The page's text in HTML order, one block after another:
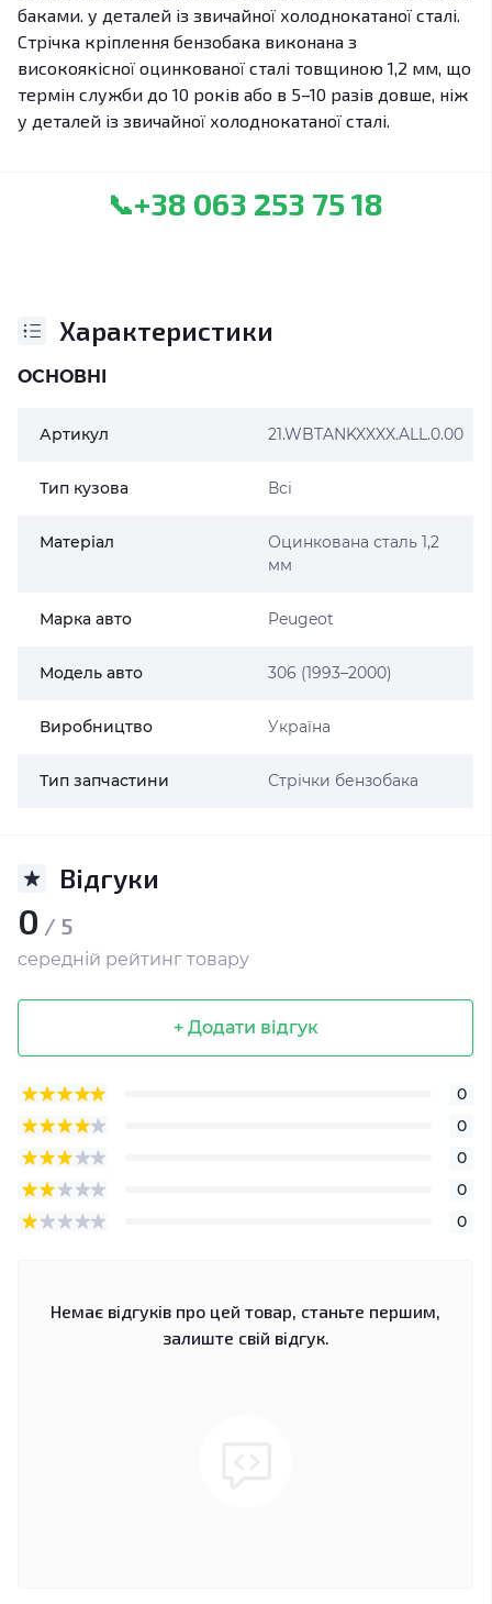
баками. у деталей із звичайної холоднокатаної сталі.
Стрічка кріплення бензобака виконана з
високоякісної оцинкованої сталі товщиною 1,2 мм, що
термін служби до 10 років або в 5–10 разів довше, ніж
у деталей із звичайної холоднокатаної сталі.
📞+38 063 253 75 18
Характеристики
ОСНОВНІ
Артикул 21.WBTANKXXXX.ALL.0.00
Тип кузова Всі
Матеріал
Оцинкована сталь 1,2
мм
Марка авто Peugeot
Модель авто 306 (1993–2000)
Виробництво Україна
Тип запчастини Стрічки бензобака
Відгуки
0 / 5
середній рейтинг товару
+ Додати відгук
0
0
0
0
0
Немає відгуків про цей товар, станьте першим,
залиште свій відгук.